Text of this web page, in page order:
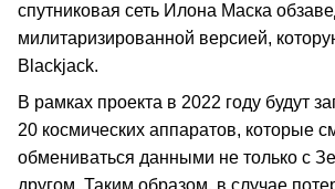
спутниковая сеть Илона Маска
милитаризированной версией,
Blackjack.
В рамках проекта в 2022 году будут
20 космических аппаратов, которые
обмениваться данными не только с
другом. Таким образом, в случае